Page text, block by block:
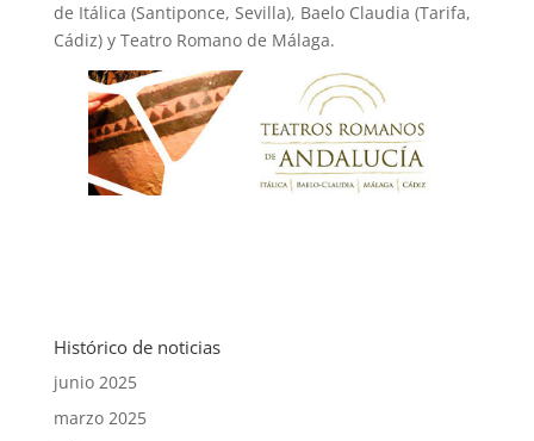
de Itálica (Santiponce, Sevilla), Baelo Claudia (Tarifa,
Cádiz) y Teatro Romano de Málaga.
Histórico de noticias
junio 2025
marzo 2025